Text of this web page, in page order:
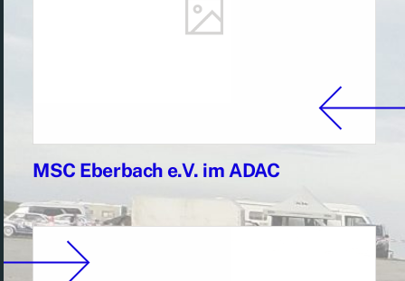
MSC Eberbach e.V. im ADAC